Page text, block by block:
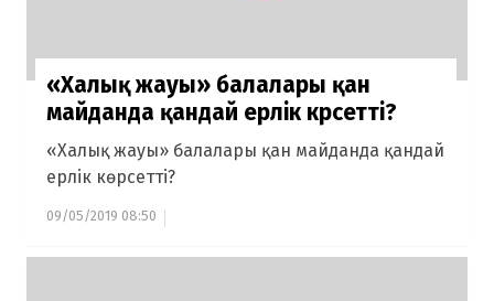
«Халық жауы» балалары қан
майданда қандай ерлік көрсетті?
«Халық жауы» балалары қан майданда қандай
ерлік көрсетті?
09/05/2019 08:50